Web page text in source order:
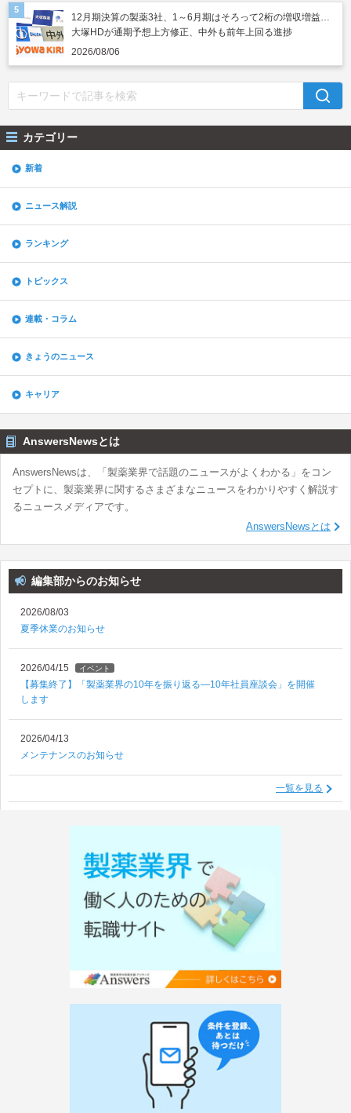
12月期決算の製薬3社、1～6月期はそろって2桁の増収増益…
大塚HDが通期予想上方修正、中外も前年上回る進捗
2026/08/06
カテゴリー
新着
ニュース解説
ランキング
トピックス
連載・コラム
きょうのニュース
キャリア
AnswersNewsとは
AnswersNewsは、「製薬業界で話題のニュースがよくわかる」をコン
セプトに、製薬業界に関するさまざまなニュースをわかりやすく解説す
るニュースメディアです。
AnswersNewsとは
編集部からのお知らせ
2026/08/03
夏季休業のお知らせ
2026/04/15 イベント
【募集終了】「製薬業界の10年を振り返る―10年社員座談会」を開催
します
2026/04/13
メンテナンスのお知らせ
一覧を見る